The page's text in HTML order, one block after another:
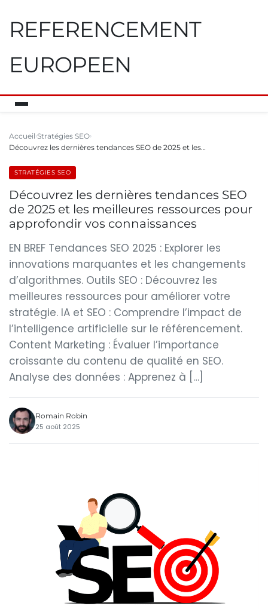
REFERENCEMENT
EUROPEEN
Accueil Stratégies SEO
Découvrez les dernières tendances SEO de 2025 et les…
STRATÉGIES SEO
Découvrez les dernières tendances SEO
de 2025 et les meilleures ressources pour
approfondir vos connaissances
EN BREF Tendances SEO 2025 : Explorer les
innovations marquantes et les changements
d’algorithmes. Outils SEO : Découvrez les
meilleures ressources pour améliorer votre
stratégie. IA et SEO : Comprendre l’impact de
l’intelligence artificielle sur le référencement.
Content Marketing : Évaluer l’importance
croissante du contenu de qualité en SEO.
Analyse des données : Apprenez à […]
Romain Robin
25 août 2025